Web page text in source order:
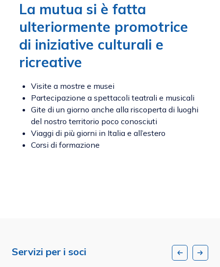
La mutua si è fatta
ulteriormente promotrice
di iniziative culturali e
ricreative
Visite a mostre e musei
Partecipazione a spettacoli teatrali e musicali
Gite di un giorno anche alla riscoperta di luoghi
del nostro territorio poco conosciuti
Viaggi di più giorni in Italia e all’estero
Corsi di formazione
Servizi per i soci